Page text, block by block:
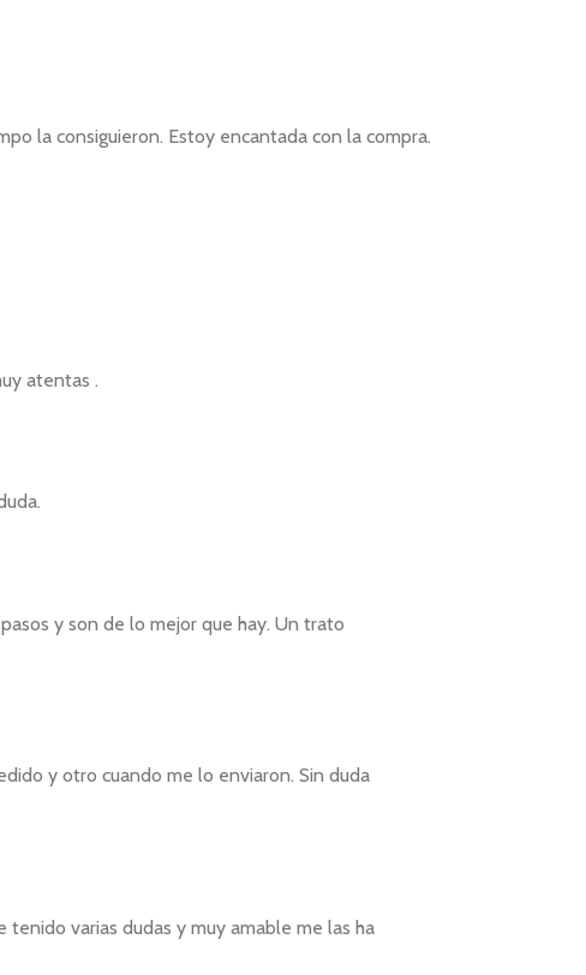
la consiguieron. Estoy encantada con la compra.
atentas .
y son de lo mejor que hay. Un trato
y otro cuando me lo enviaron. Sin duda
varias dudas y muy amable me las ha